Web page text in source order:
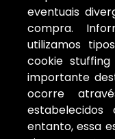
eventuais
compra.
utilizamos
cookie
importante
ocorre
estabelecidos
entanto, essa